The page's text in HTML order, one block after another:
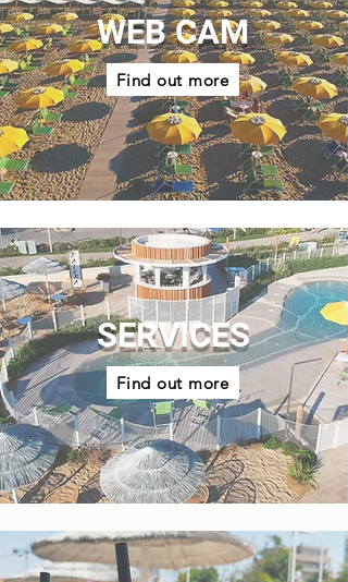
WEB CAM
Find out more
SERVICES
Find out more